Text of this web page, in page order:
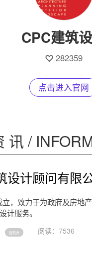
CPC建筑
282359
点击进入官网
讯 /
设计顾问有限
，致力于为政府及房地
计服务。
建筑师 阅读：7536